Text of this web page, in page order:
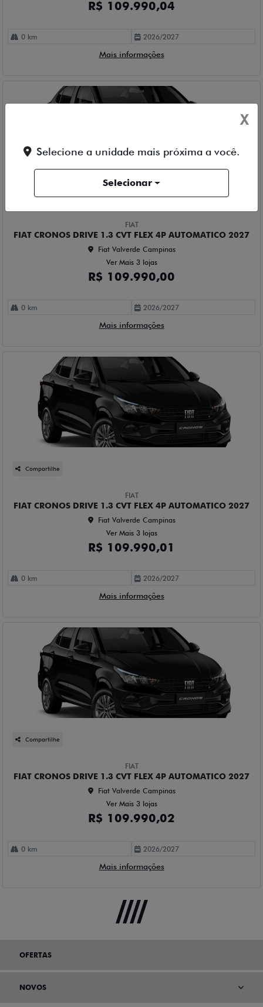
R$ 109.990,04
0 km 2026/2027
Mais informações
Compartilhe
FIAT
FIAT CRONOS DRIVE 1.3 CVT FLEX 4P AUTOMATICO 2027
Fiat Valverde Campinas
Ver Mais 3 lojas
R$ 109.990,00
0 km 2026/2027
Mais informações
Compartilhe
FIAT
FIAT CRONOS DRIVE 1.3 CVT FLEX 4P AUTOMATICO 2027
Fiat Valverde Campinas
Ver Mais 3 lojas
R$ 109.990,01
0 km 2026/2027
Mais informações
Compartilhe
FIAT
FIAT CRONOS DRIVE 1.3 CVT FLEX 4P AUTOMATICO 2027
Fiat Valverde Campinas
Ver Mais 3 lojas
R$ 109.990,02
0 km 2026/2027
Mais informações
OFERTAS
NOVOS
X
Selecione a unidade mais próxima a você.
Selecionar